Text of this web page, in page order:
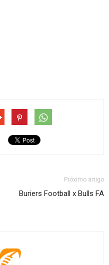
Próximo artigo
Buriers Football x Bulls FA